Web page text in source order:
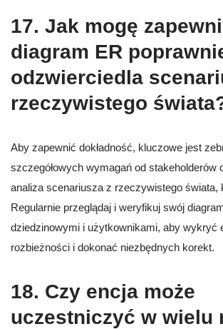
17. Jak mogę
diagram ER
odzwierciedla
rzeczywistego
Aby zapewnić dokładność, kluczowe jest
szczegółowych wymagań od stakeholderów
analiza scenariusza z rzeczywistego świata,
Regularnie przeglądaj i weryfikuj swój
dziedzinowymi i użytkownikami, aby wykryć
rozbieżności i dokonać niezbędnych korekt.
18. Czy encja może
uczestniczyć w wielu